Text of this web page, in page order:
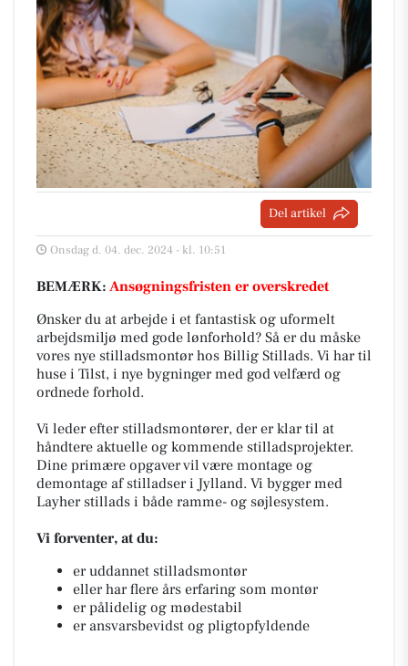
Del artikel
Onsdag d. 04. dec. 2024 - kl. 10:51
BEMÆRK: Ansøgningsfristen er overskredet
Ønsker du at arbejde i et fantastisk og uformelt
arbejdsmiljø med gode lønforhold? Så er du måske
vores nye stilladsmontør hos Billig Stillads. Vi har til
huse i Tilst, i nye bygninger med god velfærd og
ordnede forhold.
Vi leder efter stilladsmontører, der er klar til at
håndtere aktuelle og kommende stilladsprojekter.
Dine primære opgaver vil være montage og
demontage af stilladser i Jylland. Vi bygger med
Layher stillads i både ramme- og søjlesystem.
Vi forventer, at du:
er uddannet stilladsmontør
eller har flere års erfaring som montør
er pålidelig og mødestabil
er ansvarsbevidst og pligtopfyldende